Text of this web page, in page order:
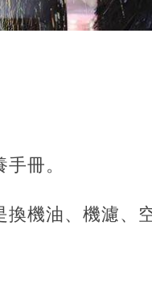
冊。
機油、機濾、